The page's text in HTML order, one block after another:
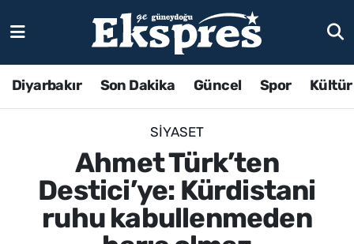
Diyarbakır Son Dakika Güncel Spor
SIYASET
Ahmet Türk’ten
Destici’ye: Kürdistani
ruhu kabullenmeden